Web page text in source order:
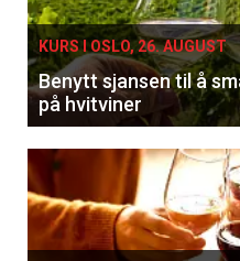
KURS I OSLO, 26. AUGUST
Benytt sjansen til å
på hvitviner